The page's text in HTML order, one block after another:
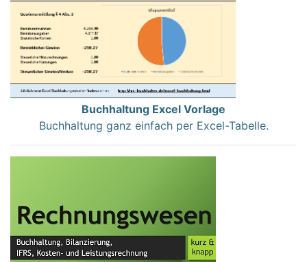
Buchhaltung Excel Vorlage
Buchhaltung ganz einfach per Excel-Tabelle.